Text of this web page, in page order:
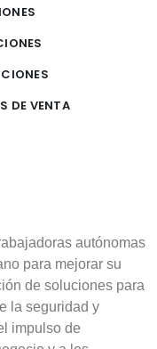
DE VENTA
autónomas
para mejorar su
de soluciones para
la seguridad y
impulso de